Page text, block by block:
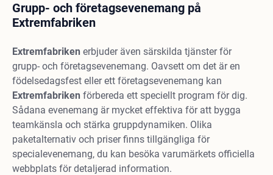
Grupp- och företagsevenemang på
Extremfabriken
Extremfabriken erbjuder även särskilda tjänster för
grupp- och företagsevenemang. Oavsett om det är en
födelsedagsfest eller ett företagsevenemang kan
Extremfabriken förbereda ett speciellt program för dig.
Sådana evenemang är mycket effektiva för att bygga
teamkänsla och stärka gruppdynamiken. Olika
paketalternativ och priser finns tillgängliga för
specialevenemang, du kan besöka varumärkets officiella
webbplats för detaljerad information.